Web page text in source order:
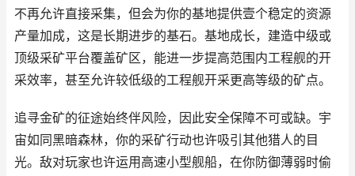
不再允许直接采集，但会为你的基地提供壹个稳定的资源
产量加成，这是长期进步的基石。基地成长，建造中级或
顶级采矿平台覆盖矿区，能进一步提高范围内工程舰的开
采效率，甚至允许较低级的工程舰开采更高等级的矿点。
追寻金矿的征途始终伴风险，因此安全保障不可或缺。宇
宙如同黑暗森林，你的采矿行动也许吸引其他猎人的目
光。敌对玩家也许运用高速小型舰船，在你防御薄弱时偷